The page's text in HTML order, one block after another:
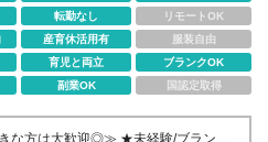
転勤なし
リモートOK
産育休活用有
服装自由
育児と両立
ブランクOK
副業OK 国認定取得